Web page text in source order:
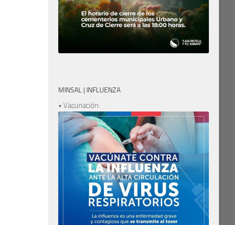
MINSAL | INFLUENZA
• Vacunación: